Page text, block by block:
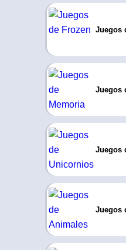
Juegos
Juegos
Juegos
Juegos